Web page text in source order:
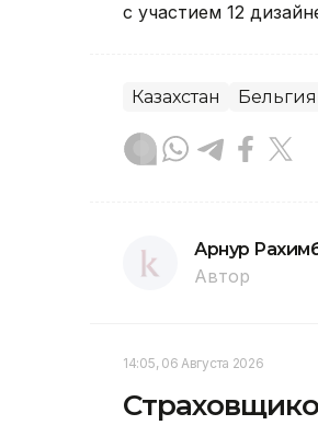
с участием 12
Казахстан Бельгия
Арнур
Автор
14:05, 06 Августа 2026